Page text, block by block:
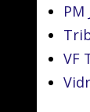
PM
VF